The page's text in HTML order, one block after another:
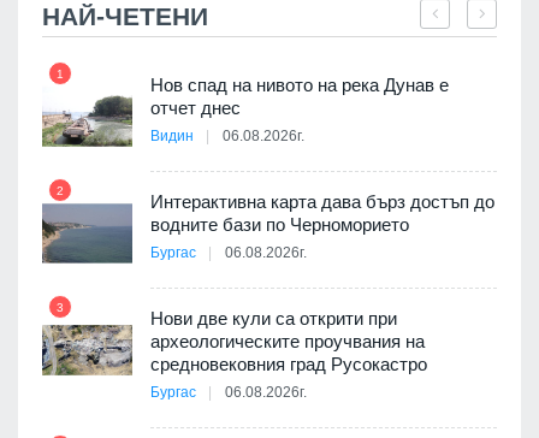
НАЙ-ЧЕТЕНИ
1
Нов спад на нивото на река Дунав е
отчет днес
Видин 06.08.2026г.
2
Интерактивна карта дава бърз достъп до
водните бази по Черноморието
Бургас 06.08.2026г.
3
Нови две кули са открити при
археологическите проучвания на
средновековния град Русокастро
Бургас 06.08.2026г.